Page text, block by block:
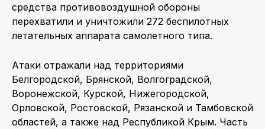
средства противовоздушной обороны
перехватили и уничтожили 272 беспилотных
летательных аппарата самолетного типа.
Атаки отражали над территориями
Белгородской, Брянской, Волгоградской,
Воронежской, Курской, Нижегородской,
Орловской, Ростовской, Рязанской и Тамбовской
областей, а также над Республикой Крым. Часть